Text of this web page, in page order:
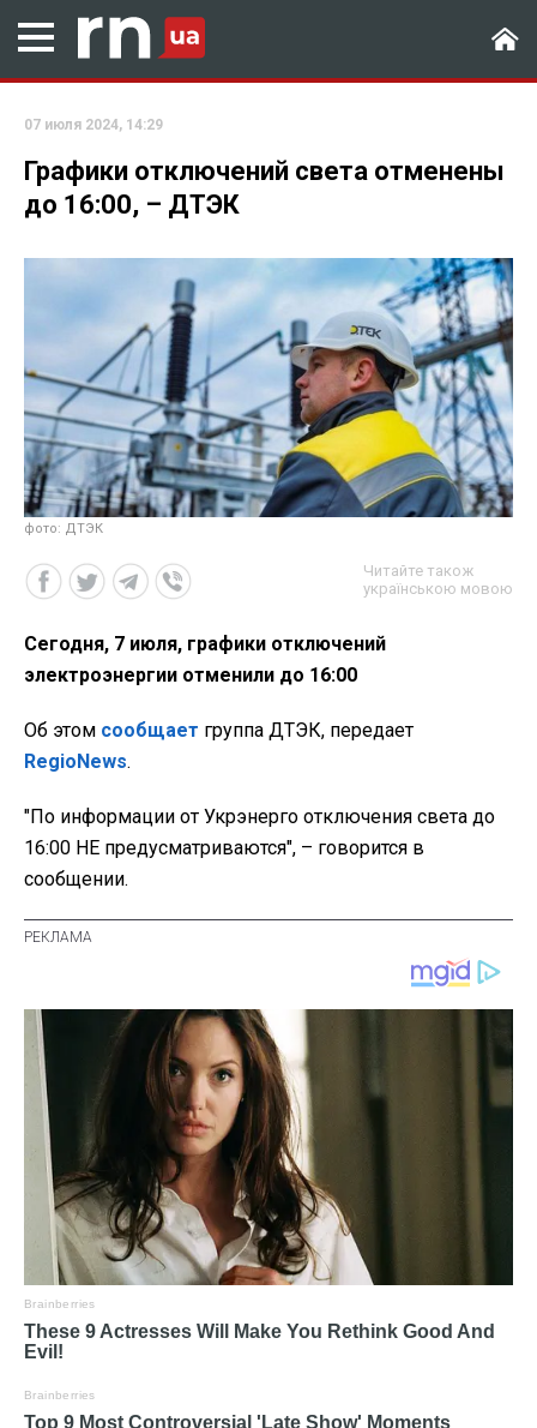
07 июля 2024, 14:29
Графики отключений света отменены
до 16:00, – ДТЭК
фото: ДТЭК
Читайте також
українською мовою
Сегодня, 7 июля, графики отключений
электроэнергии отменили до 16:00
Об этом сообщает группа ДТЭК, передает
RegioNews.
"По информации от Укрэнерго отключения света до
16:00 НЕ предусматриваются", – говорится в
сообщении.